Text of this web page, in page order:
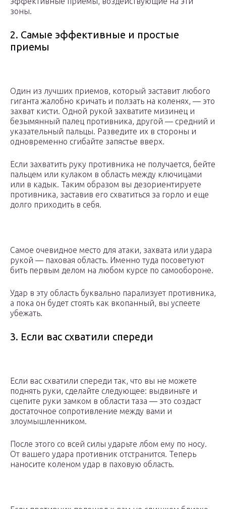
зоны.
2. Самые эффективные и простые
приемы
Один из лучших приемов, который заставит любого
гиганта жалобно кричать и ползать на коленях, — это
захват кисти. Одной рукой захватите мизинец и
безымянный палец противника, другой — средний и
указательный пальцы. Разведите их в стороны и
одновременно сгибайте запястье вверх.
Если захватить руку противника не получается, бейте
пальцем или кулаком в область между ключицами
или в кадык. Таким образом вы дезориентируете
противника, заставив его схватиться за горло и еще
долго приходить в себя.
Самое очевидное место для атаки, захвата или удара
рукой — паховая область. Именно туда посоветуют
бить первым делом на любом курсе по самообороне.
Удар в эту область буквально парализует противника,
а пока он будет стоять как вкопанный, вы успеете
убежать.
3. Если вас схватили спереди
Если вас схватили спереди так, что вы не можете
поднять руки, сделайте следующее: выдвиньте и
сцепите руки замком в области таза — это создаст
достаточное сопротивление между вами и
злоумышленником.
После этого со всей силы ударьте лбом ему по носу.
От вашего удара противник отстранится. Теперь
наносите коленом удар в паховую область.